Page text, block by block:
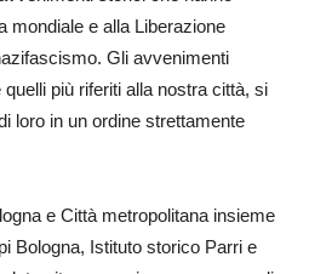
mondiale e alla Liberazione
Gli avvenimenti
più riferiti alla nostra città, si
loro in un ordine strettamente
e Città metropolitana insieme
Bologna, Istituto storico Parri e